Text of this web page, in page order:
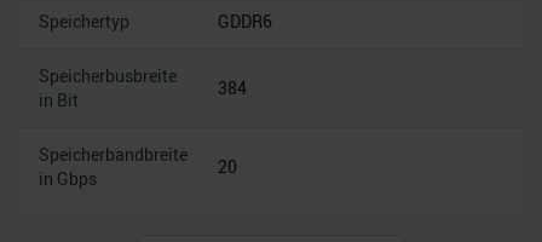
Speichertyp GDDR6
Speicherbusbreite
in Bit
384
Speicherbandbreite
in Gbps
20